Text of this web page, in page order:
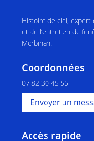
Histoire de ciel, expert
et de l’entretien de
Morbihan.
Coordonnées
07 82 30 45 55
Envoyer un
Accès rapide